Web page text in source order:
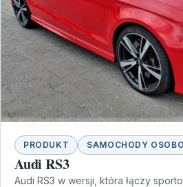
PRODUKT SAMOCHODY
Audi RS3
Audi RS3 w wersji, która łączy